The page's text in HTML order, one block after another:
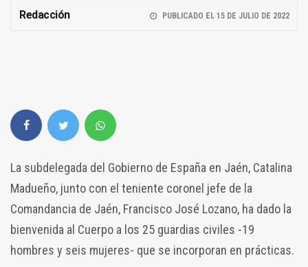
Redacción PUBLICADO EL 15 DE JULIO DE 2022
La subdelegada del Gobierno de España en Jaén, Catalina
Madueño, junto con el teniente coronel jefe de la
Comandancia de Jaén, Francisco José Lozano, ha dado la
bienvenida al Cuerpo a los 25 guardias civiles -19
hombres y seis mujeres- que se incorporan en prácticas.